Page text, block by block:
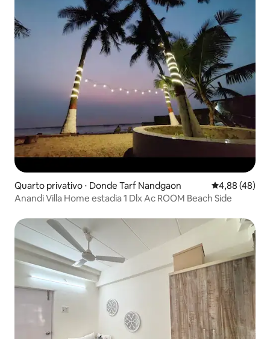
Quarto privativo ⋅ Donde Tarf Nandgaon 4,88 de uma
4,88 (48)
Anandi Villa Home estadia 1 Dlx Ac ROOM Beach Side